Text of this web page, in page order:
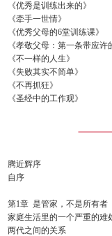
《优秀是训练出来的》
《牵手一世情》
《优秀父母的6堂训练课》
《孝敬父母：第一条带应许
《不一样的人生》
《失败其实不简单》
《不再抓狂》
《圣经中的工作观》
腾近辉序
自序
第1章 是管家，不是所有者
家庭生活里的一个严重的难
两代之间的关系